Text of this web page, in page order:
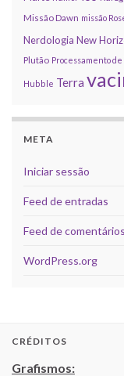
Missão Dawn missão
Nerdologia New
Plutão Processamento
Hubble Terra
META
Iniciar sessão
Feed de entradas
Feed de comentários
WordPress.org
CRÉDITOS
Grafismos: